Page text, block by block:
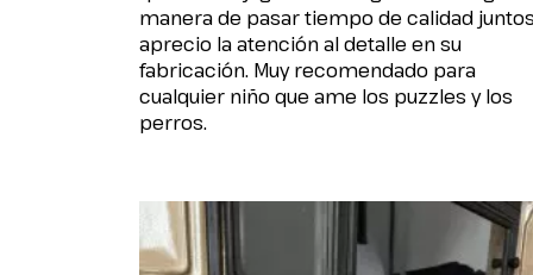
manera de pasar tiempo de calidad
aprecio la atención al detalle en su
fabricación. Muy recomendado para
cualquier niño que ame los puzzles y los
perros.